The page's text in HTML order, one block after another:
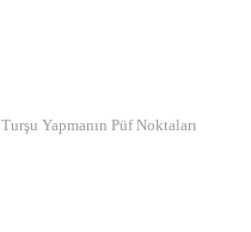
Turşu Yapmanın Püf Noktaları